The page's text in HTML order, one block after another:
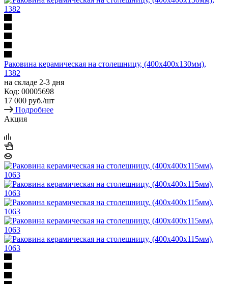
Раковина керамическая на столешницу, (400х400х130мм),
1382
на складе 2-3 дня
Код: 00005698
17 000 руб./шт
Подробнее
Акция